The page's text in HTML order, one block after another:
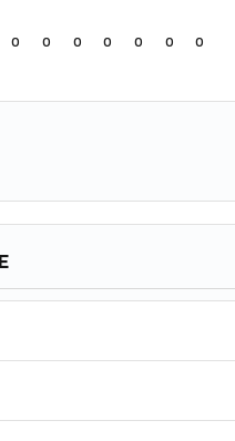
0 0 0 0 0 0 0